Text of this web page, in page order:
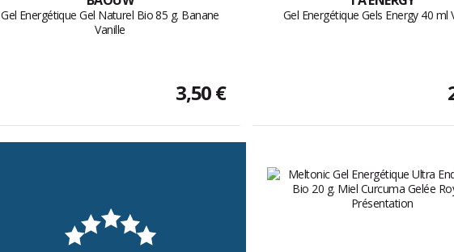
Gel Energétique Gel Naturel Bio 85 g. Banane
Vanille
3,50 €
Gel Energétique Gels Energy 40 ml